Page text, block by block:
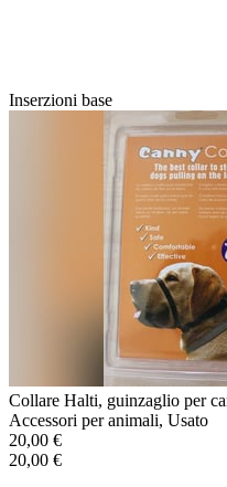
Inserzioni base
Collare Halti, guinzaglio per
Accessori per animali, Usato
20,00 €
20,00 €